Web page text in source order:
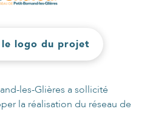
le logo du projet
les-Glières a sollicité
la réalisation du réseau de